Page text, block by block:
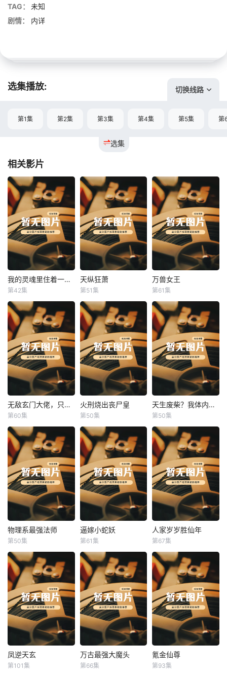
TAG：
未知
剧情：
内详
选集播放: 切换线路
选集
第1集 第2集 第3集 第4集 第5集 第
相关影片
我的灵魂里住着一条龙 我的灵魂里住着一条龙
第42集
天纵狂萧
天纵狂萧
第51集
万兽女王
万兽女王
第61集
无敌玄门大佬，只听姐姐的话 无敌玄门大佬，只听姐姐的话
第60集
火刑烧出丧尸皇
火刑烧出丧尸皇
第50集
天生废柴？我体内有神血 天生废柴？我体内有神血
第50集
物理系最强法师
物理系最强法师
第50集
逼嫁小蛇妖
逼嫁小蛇妖
第61集
人家岁岁胜仙年
人家岁岁胜仙年
第67集
凤逆天玄
凤逆天玄
第101集
万古最强大魔头
万古最强大魔头
第66集
氪金仙尊
氪金仙尊
第93集